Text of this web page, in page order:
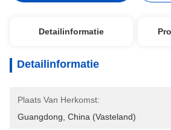
Detailinformatie
Detailinformatie
Plaats Van Herkomst:
Guangdong, China (vasteland)